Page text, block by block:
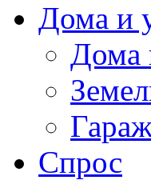
Дома и
Дома
Спрос